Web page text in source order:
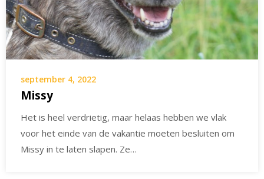
september 4, 2022
Missy
Het is heel verdrietig, maar helaas hebben we vlak
voor het einde van de vakantie moeten besluiten om
Missy in te laten slapen. Ze…